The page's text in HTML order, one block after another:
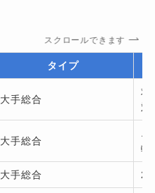
スクロールできます
タイプ
大手総合
求
対
大手総合
エ
輪
大手総合